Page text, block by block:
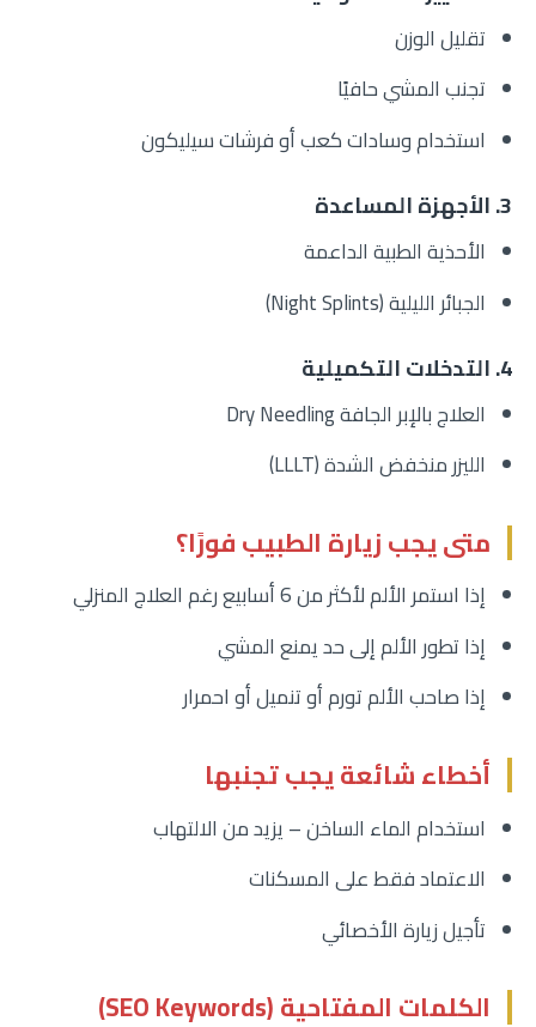
تقليل الوزن
تجنب المشي حافيًا
استخدام وسادات كعب أو فرشات سيليكون
3. الأجهزة المساعدة
الأحذية الطبية الداعمة
الجبائر الليلية (Night Splints)
4. التدخلات التكميلية
العلاج بالإبر الجافة Dry Needling
الليزر منخفض الشدة (LLLT)
متى يجب زيارة الطبيب فورًا؟
إذا استمر الألم لأكثر من 6 أسابيع رغم العلاج المنزلي
إذا تطور الألم إلى حد يمنع المشي
إذا صاحب الألم تورم أو تنميل أو احمرار
أخطاء شائعة يجب تجنبها
استخدام الماء الساخن – يزيد من الالتهاب
الاعتماد فقط على المسكنات
تأجيل زيارة الأخصائي
الكلمات المفتاحية (SEO Keywords)